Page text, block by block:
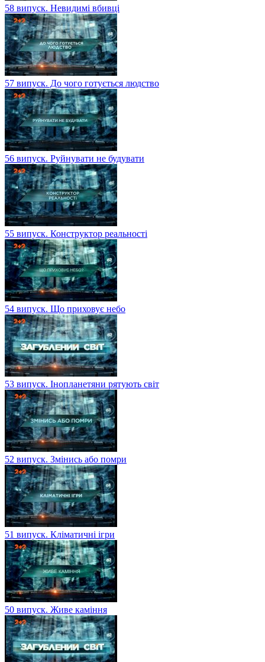
58 випуск. Невидимі вбивці
57 випуск. До чого готується людство
56 випуск. Руйнувати не будувати
55 випуск. Конструктор реальності
54 випуск. Що приховує небо
53 випуск. Інопланетяни рятують світ
52 випуск. Змінись або помри
51 випуск. Кліматичні ігри
50 випуск. Живе каміння